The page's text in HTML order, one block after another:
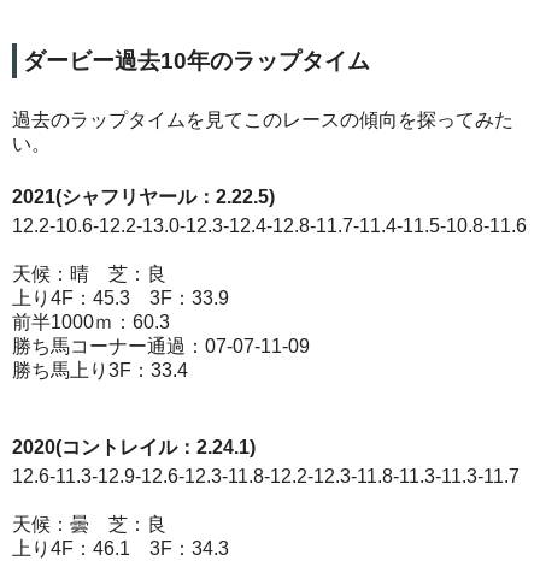
ダービー過去10年のラップタイム
過去のラップタイムを見てこのレースの傾向を探ってみた
い。
2021(シャフリヤール：2.22.5)
12.2-10.6-12.2-13.0-12.3-12.4-12.8-11.7-11.4-11.5-10.8-11.6
天候：晴 芝：良
上り4F：45.3 3F：33.9
前半1000ｍ：60.3
勝ち馬コーナー通過：07-07-11-09
勝ち馬上り3F：33.4
2020(コントレイル：2.24.1)
12.6-11.3-12.9-12.6-12.3-11.8-12.2-12.3-11.8-11.3-11.3-11.7
天候：曇 芝：良
上り4F：46.1 3F：34.3